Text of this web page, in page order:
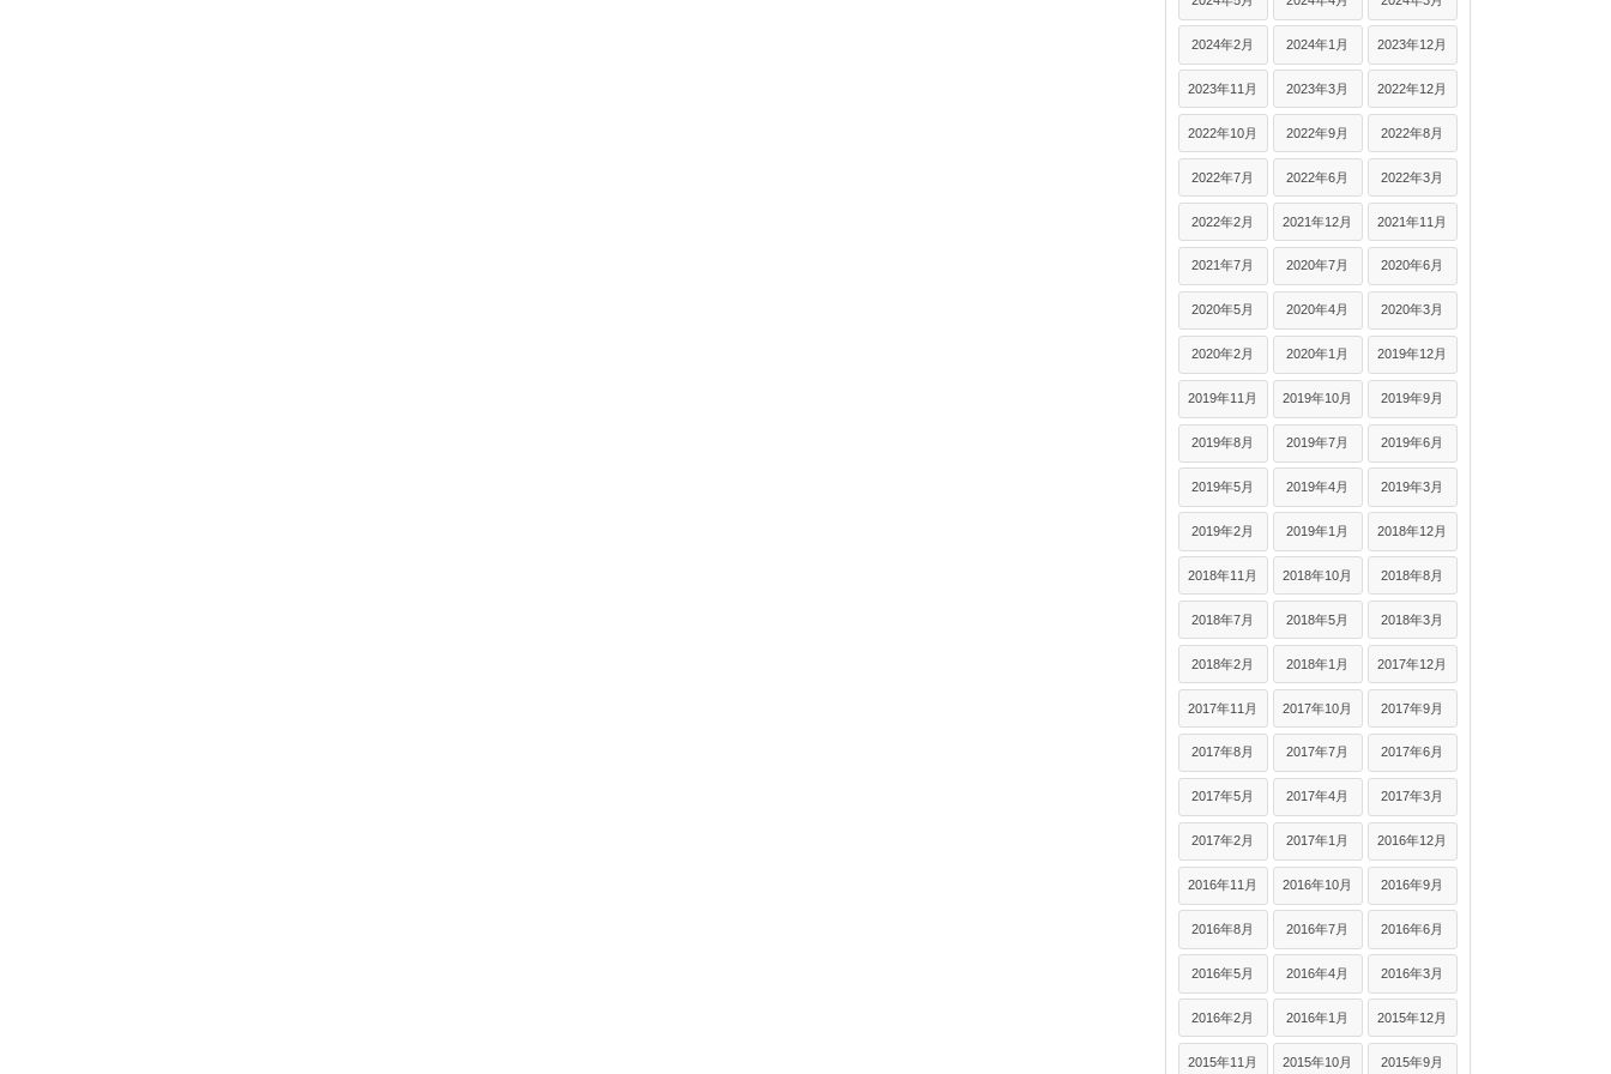
2024年2月 2024年1月 2023年12月
2023年11月 2023年3月 2022年12月
2022年10月 2022年9月 2022年8月
2022年7月 2022年6月 2022年3月
2022年2月 2021年12月 2021年11月
2021年7月 2020年7月 2020年6月
2020年5月 2020年4月 2020年3月
2020年2月 2020年1月 2019年12月
2019年11月 2019年10月 2019年9月
2019年8月 2019年7月 2019年6月
2019年5月 2019年4月 2019年3月
2019年2月 2019年1月 2018年12月
2018年11月 2018年10月 2018年8月
2018年7月 2018年5月 2018年3月
2018年2月 2018年1月 2017年12月
2017年11月 2017年10月 2017年9月
2017年8月 2017年7月 2017年6月
2017年5月 2017年4月 2017年3月
2017年2月 2017年1月 2016年12月
2016年11月 2016年10月 2016年9月
2016年8月 2016年7月 2016年6月
2016年5月 2016年4月 2016年3月
2016年2月 2016年1月 2015年12月
2015年11月 2015年10月 2015年9月